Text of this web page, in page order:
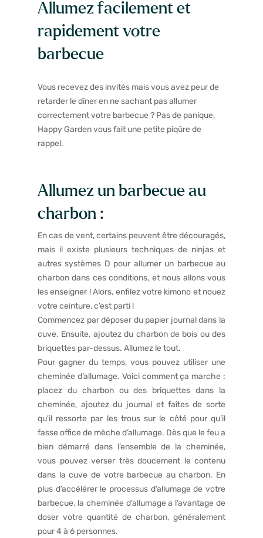
Allumez facilement et
rapidement votre
barbecue
Vous recevez des invités mais vous avez peur de
retarder le dîner en ne sachant pas allumer
correctement votre barbecue ? Pas de panique,
Happy Garden vous fait une petite piqûre de
rappel.
Allumez un barbecue au
charbon :
En cas de vent, certains peuvent être découragés,
mais il existe plusieurs techniques de ninjas et
autres systèmes D pour allumer un barbecue au
charbon dans ces conditions, et nous allons vous
les enseigner ! Alors, enfilez votre kimono et nouez
votre ceinture, c’est parti !
Commencez par déposer du papier journal dans la
cuve. Ensuite, ajoutez du charbon de bois ou des
briquettes par-dessus. Allumez le tout.
Pour gagner du temps, vous pouvez utiliser une
cheminée d’allumage. Voici comment ça marche :
placez du charbon ou des briquettes dans la
cheminée, ajoutez du journal et faîtes de sorte
qu'il ressorte par les trous sur le côté pour qu’il
fasse office de mèche d’allumage. Dès que le feu a
bien démarré dans l’ensemble de la cheminée,
vous pouvez verser très doucement le contenu
dans la cuve de votre barbecue au charbon. En
plus d’accélérer le processus d’allumage de votre
barbecue, la cheminée d’allumage a l’avantage de
doser votre quantité de charbon, généralement
pour 4 à 6 personnes.